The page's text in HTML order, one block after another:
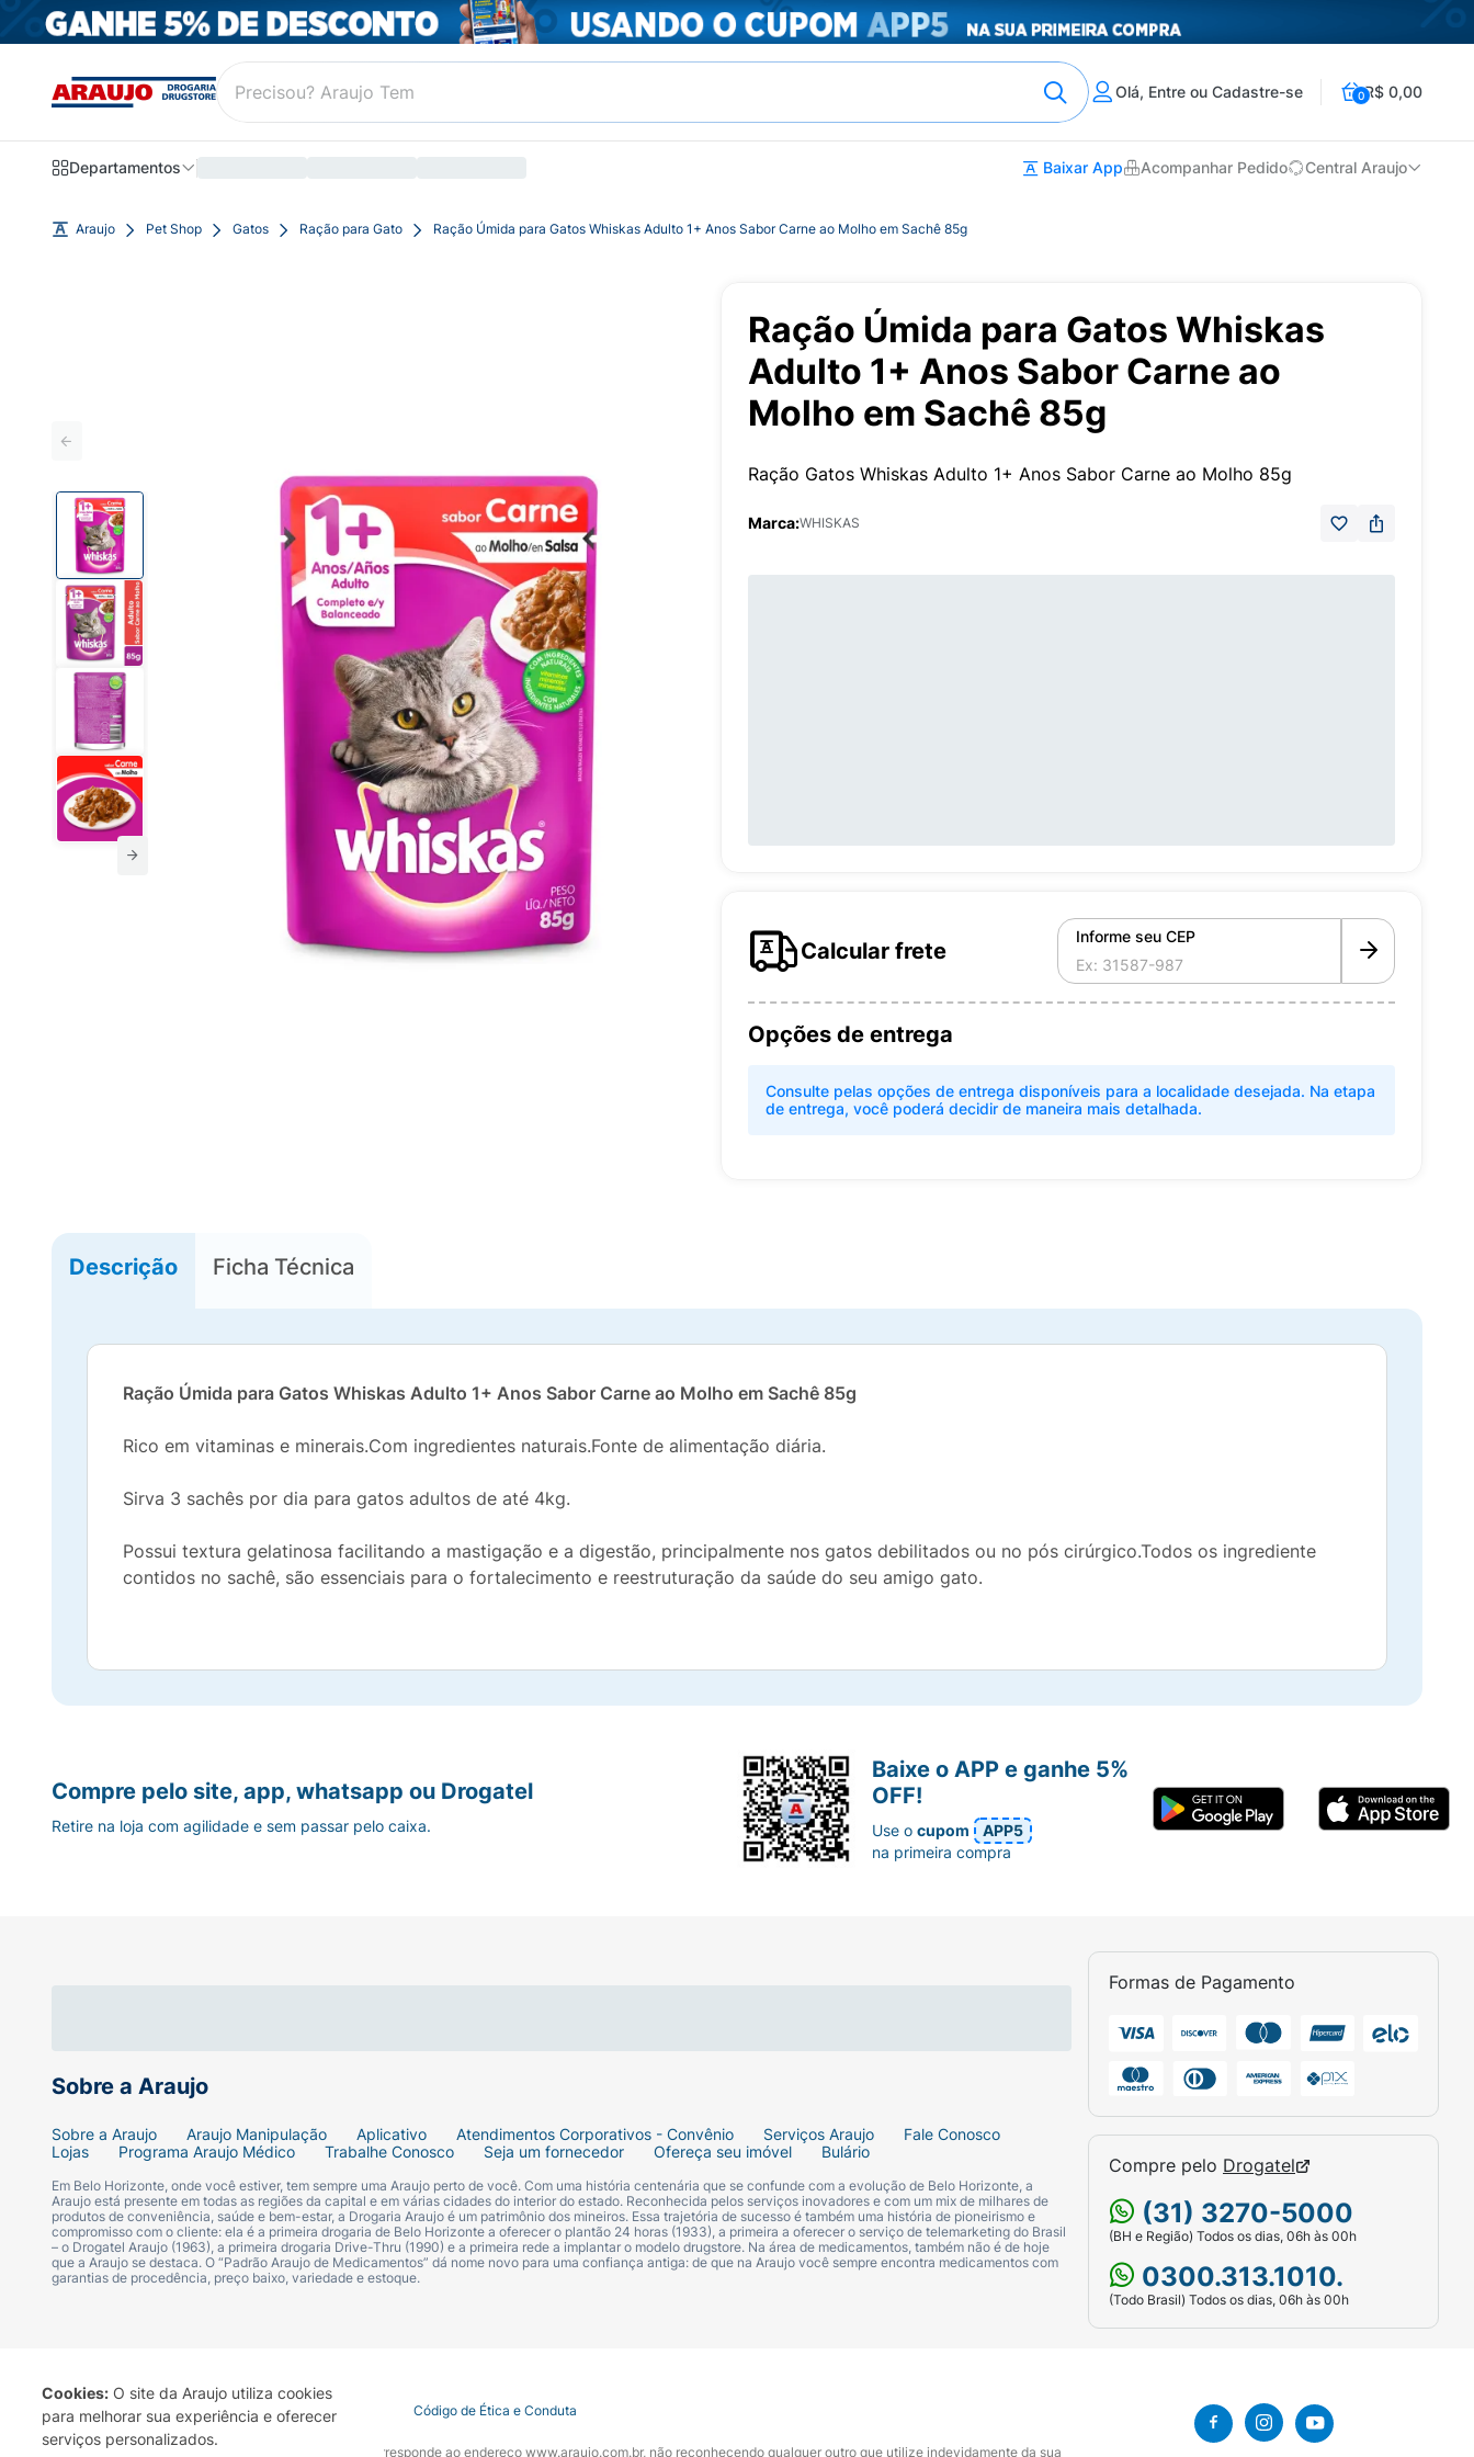
Cookies: O site da Araujo utiliza cookies
para melhorar sua experiência e oferecer
serviços personalizados.
Olá, Entre ou Cadastre-se 0R$ 0,00
Departamentos Baixar App Acompanhar Pedido Central Araujo
Araujo Pet Shop Gatos Ração para Gato Ração Úmida para Gatos Whiskas Adulto 1+ Anos Sabor Carne ao Molho em Sachê 85g
Ração Úmida para Gatos Whiskas
Adulto 1+ Anos Sabor Carne ao
Molho em Sachê 85g
Ração Gatos Whiskas Adulto 1+ Anos Sabor Carne ao Molho 85g
Marca:WHISKAS
Calcular frete
Informe seu CEP
Opções de entrega
Consulte pelas opções de entrega disponíveis para a localidade desejada. Na etapa
de entrega, você poderá decidir de maneira mais detalhada.
Descrição Ficha Técnica
Ração Úmida para Gatos Whiskas Adulto 1+ Anos Sabor Carne ao Molho em Sachê 85g
Rico em vitaminas e minerais.Com ingredientes naturais.Fonte de alimentação diária.
Sirva 3 sachês por dia para gatos adultos de até 4kg.
Possui textura gelatinosa facilitando a mastigação e a digestão, principalmente nos gatos debilitados ou no pós cirúrgico.Todos os ingrediente
contidos no sachê, são essenciais para o fortalecimento e reestruturação da saúde do seu amigo gato.
Sobre a Araujo
Sobre a Araujo Araujo Manipulação Aplicativo Atendimentos Corporativos - Convênio Serviços Araujo
Fale Conosco
Lojas
Programa Araujo Médico Trabalhe Conosco Seja um fornecedor Ofereça seu imóvel Bulário
Em Belo Horizonte, onde você estiver, tem sempre uma Araujo perto de você. Com uma história centenária que se confunde com a evolução de Belo Horizonte, a
Araujo está presente em todas as regiões da capital e em várias cidades do interior do estado. Reconhecida pelos serviços inovadores e com um mix de milhares de
produtos de conveniência, saúde e bem-estar, a Drogaria Araujo é um patrimônio dos mineiros. Essa trajetória de sucesso é também uma história de pioneirismo e
compromisso com o cliente: ela é a primeira drogaria de Belo Horizonte a oferecer o plantão 24 horas (1933), a primeira a oferecer o serviço de telemarketing do Brasil
– o Drogatel Araujo (1963), a primeira drogaria Drive-Thru (1990) e a primeira rede a implantar o modelo drugstore. Na área de medicamentos, também não é de hoje
que a Araujo se destaca. O “Padrão Araujo de Medicamentos” dá nome novo para uma confiança antiga: de que na Araujo você sempre encontra medicamentos com
garantias de procedência, preço baixo, variedade e estoque.
Formas de Pagamento
Compre pelo Drogatel
(31) 3270-5000
(BH e Região) Todos os dias, 06h às 00h
0300.313.1010.
(Todo Brasil) Todos os dias, 06h às 00h
Compre pelo site, app, whatsapp ou Drogatel
Retire na loja com agilidade e sem passar pelo caixa.
Baixe o APP e ganhe 5%
OFF!
Use ocupom
APP5
na primeira compra
Termo de Uso Portal da Privacidade Covid-19 Código de Ética e Conduta
A Drogaria Araujo S/A informa que o seu site oficial corresponde ao endereço www.araujo.com.br, não reconhecendo qualquer outro que utilize indevidamente da sua